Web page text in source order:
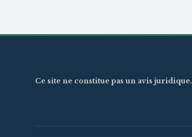
Ce site ne constitue pas un avis juridique.